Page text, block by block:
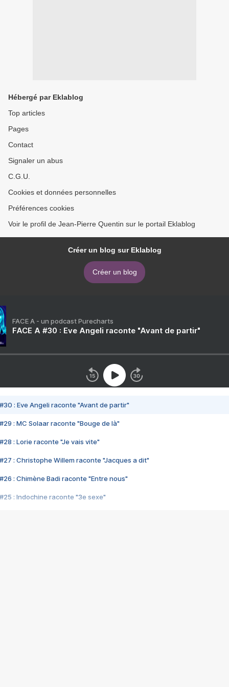
Hébergé par Eklablog
Top articles
Pages
Contact
Signaler un abus
C.G.U.
Cookies et données personnelles
Préférences cookies
Voir le profil de Jean-Pierre Quentin sur le portail Eklablog
Créer un blog sur Eklablog
Créer un blog
FACE A - un podcast Purecharts
FACE A #30 : Eve Angeli raconte "Avant de partir"
#30 : Eve Angeli raconte "Avant de partir"
#29 : MC Solaar raconte "Bouge de là"
#28 : Lorie raconte "Je vais vite"
#27 : Christophe Willem raconte "Jacques a dit"
#26 : Chimène Badi raconte "Entre nous"
#25 : Indochine raconte "3e sexe"